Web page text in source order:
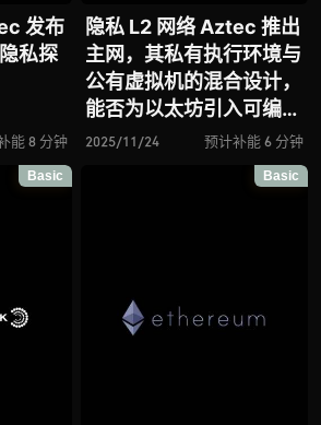
发布
私探
能 8 分钟
隐私 L2 网络 Aztec 推出
主网，其私有执行环境与
公有虚拟机的混合设计，
能否为以太坊引入可编程
隐私新范式？
2025/11/24 预计补能 6 分钟
Basic Basic